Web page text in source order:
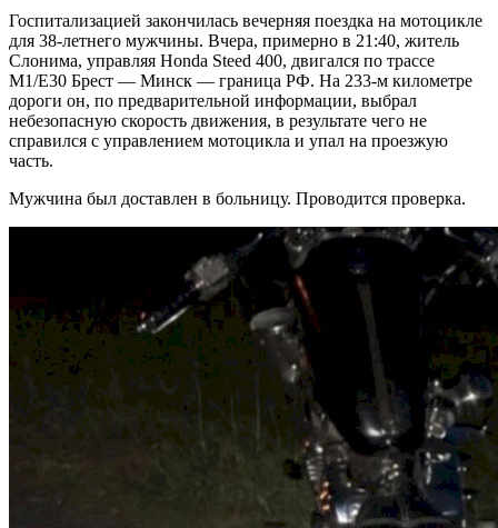
Госпитализацией закончилась вечерняя поездка на мотоцикле
для 38-летнего мужчины. Вчера, примерно в 21:40, житель
Слонима, управляя Honda Steed 400, двигался по трассе
M1/E30 Брест — Минск — граница РФ. На 233-м километре
дороги он, по предварительной информации, выбрал
небезопасную скорость движения, в результате чего не
справился с управлением мотоцикла и упал на проезжую
часть.
Мужчина был доставлен в больницу. Проводится проверка.